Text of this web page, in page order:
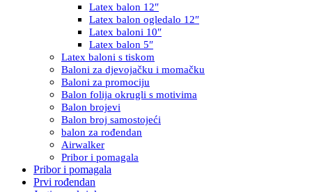
Latex balon 12″
Latex balon ogledalo 12″
Latex baloni 10″
Latex balon 5″
Latex baloni s tiskom
Baloni za djevojačku i momačku
Baloni za promociju
Balon folija okrugli s motivima
Balon brojevi
Balon broj samostojeći
balon za rođendan
Airwalker
Pribor i pomagala
Pribor i pomagala
Prvi rođendan